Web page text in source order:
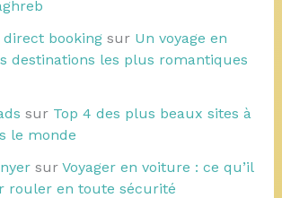
bookingsur Un voyage en
destinations les plus romantiques
sur Top 4 des plus beaux sites à
le monde
sur Voyager en voiture : ce qu’il
rouler en toute sécurité